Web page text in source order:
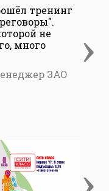
›
тренинг
не
много
ЗАО